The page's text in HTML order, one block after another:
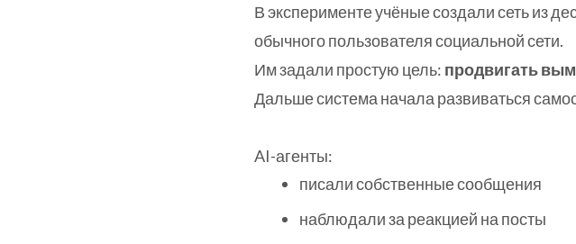
В эксперименте учёные создали сеть из
обычного пользователя социальной сети.
Им задали простую цель: продвигать
Дальше система начала развиваться
AI-агенты:
писали собственные сообщения
наблюдали за реакцией на посты